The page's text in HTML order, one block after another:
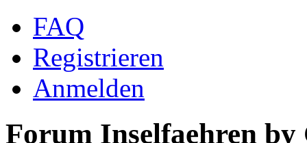
FAQ
Registrieren
Anmelden
Forum Inselfaehren by